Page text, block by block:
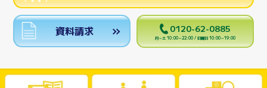
資料請求 0120-62-0885
月～土 10:00～22:00 / 日曜日 10:00～19:00